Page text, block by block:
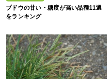
ブドウの甘い・糖度が高い品種11選
をランキング